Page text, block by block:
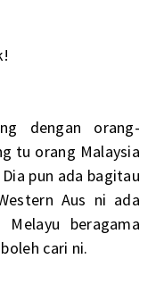
dengan orang-
tu orang Malaysia
pun ada bagitau
Aus ni ada
beragama
cari ni.